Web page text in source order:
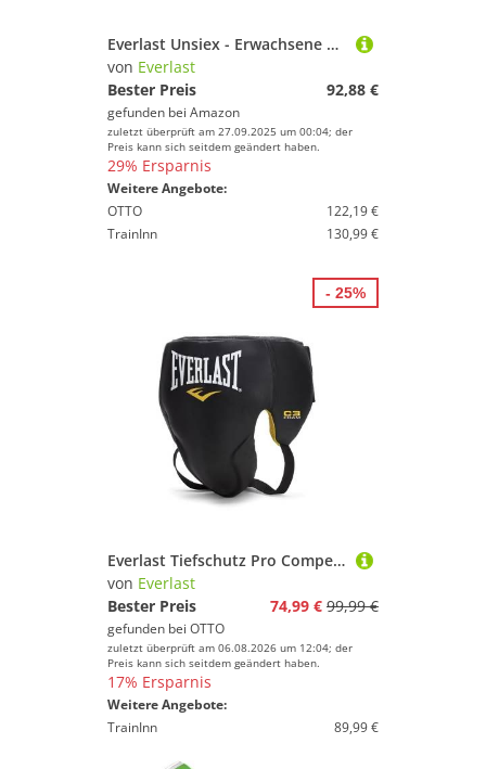
Everlast Unsiex - Erwachsene 1910 Groin Protector, Lendenschutz, Schwarz/Weiß, S
von Everlast
Bester Preis
92,88 €
gefunden bei Amazon
zuletzt überprüft am 27.09.2025 um 00:04; der
Preis kann sich seitdem geändert haben.
29% Ersparnis
Weitere Angebote:
OTTO
122,19 €
TrainInn
130,99 €
Everlast Tiefschutz Pro Competition Protector Hook & Loop
von Everlast
Bester Preis
74,99 € 99,99 €
gefunden bei OTTO
zuletzt überprüft am 06.08.2026 um 12:04; der
Preis kann sich seitdem geändert haben.
17% Ersparnis
Weitere Angebote:
TrainInn
89,99 €
- 25%